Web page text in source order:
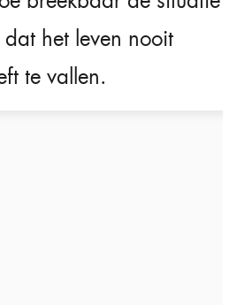
het leven nooit
te vallen.